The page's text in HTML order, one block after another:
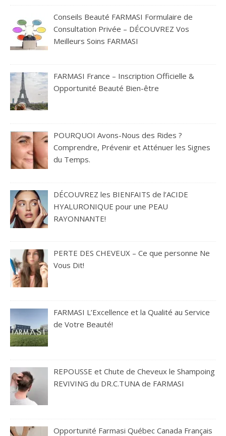
Conseils Beauté FARMASI Formulaire de
Consultation Privée – DÉCOUVREZ Vos
Meilleurs Soins FARMASI
FARMASI France – Inscription Officielle &
Opportunité Beauté Bien-être
POURQUOI Avons-Nous des Rides ?
Comprendre, Prévenir et Atténuer les Signes
du Temps.
DÉCOUVREZ les BIENFAITS de l’ACIDE
HYALURONIQUE pour une PEAU
RAYONNANTE!
PERTE DES CHEVEUX – Ce que personne Ne
Vous Dit!
FARMASI L’Excellence et la Qualité au Service
de Votre Beauté!
REPOUSSE et Chute de Cheveux le Shampoing
REVIVING du DR.C.TUNA de FARMASI
Opportunité Farmasi Québec Canada Français